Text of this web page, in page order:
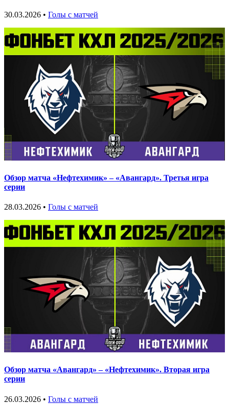
30.03.2026 • Голы с матчей
Обзор матча «Нефтехимик» – «Авангард». Третья игра
серии
28.03.2026 • Голы с матчей
Обзор матча «Авангард» – «Нефтехимик». Вторая игра
серии
26.03.2026 • Голы с матчей